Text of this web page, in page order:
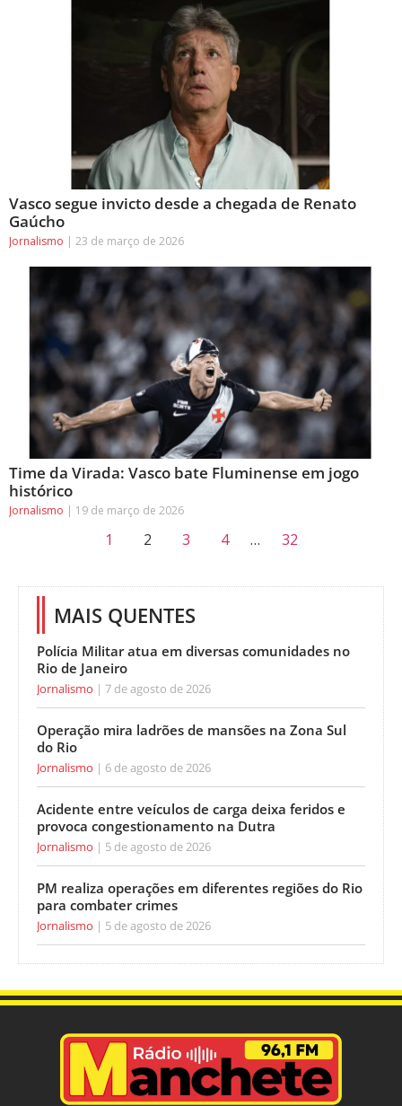
Vasco segue invicto desde a chegada de Renato
Gaúcho
Jornalismo 23 de março de 2026
Time da Virada: Vasco bate Fluminense em jogo
histórico
Jornalismo 19 de março de 2026
1 2 3 4 … 32
MAIS QUENTES
Polícia Militar atua em diversas comunidades no
Rio de Janeiro
Jornalismo 7 de agosto de 2026
Operação mira ladrões de mansões na Zona Sul
do Rio
Jornalismo 6 de agosto de 2026
Acidente entre veículos de carga deixa feridos e
provoca congestionamento na Dutra
Jornalismo 5 de agosto de 2026
PM realiza operações em diferentes regiões do Rio
para combater crimes
Jornalismo 5 de agosto de 2026